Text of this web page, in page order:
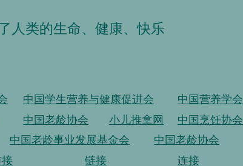
人类的生命、健康、快乐
中国学生营养与健康促进会 中国营养学会
中国老龄协会 小儿推拿网
中国烹饪协会
中国老龄事业发展基金会 中国老龄协会
链接 连接